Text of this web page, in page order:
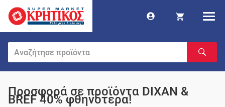
Προσφορά σε προϊόντα DIXAN &
BREF 40% φθηνότερα!